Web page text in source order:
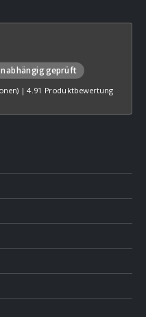
geprüft
|4.91 Produktbewertung